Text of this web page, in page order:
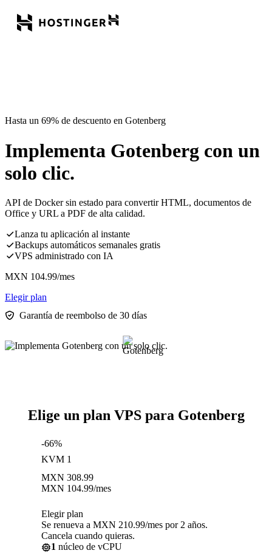
Hasta un 69% de descuento en Gotenberg
Implementa Gotenberg con un
solo clic.
API de Docker sin estado para convertir HTML, documentos de
Office y URL a PDF de alta calidad.
Lanza tu aplicación al instante
Backups automáticos semanales gratis
VPS administrado con IA
MXN 104.99/mes
Elegir plan
Garantía de reembolso de 30 días
Elige un plan VPS para Gotenberg
-66%
KVM 1
MXN 308.99
MXN 104.99/mes
Elegir plan
Se renueva a MXN 210.99/mes por 2 años.
Cancela cuando quieras.
1 núcleo de vCPU